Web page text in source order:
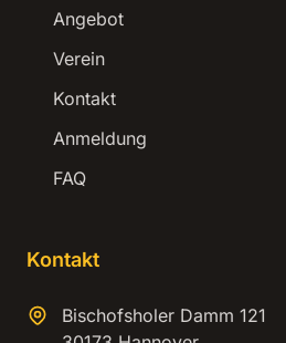
Angebot
Verein
Kontakt
Anmeldung
FAQ
Kontakt
Bischofsholer Damm 121